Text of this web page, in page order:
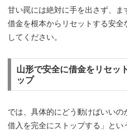
甘い罠には絶対に手を出さず、ま
借金を根本からリセットする安全
してください。
山形で安全に借金をリセッ
ップ
では、具体的にどう動けばいい
借入を完全にストップする」とい